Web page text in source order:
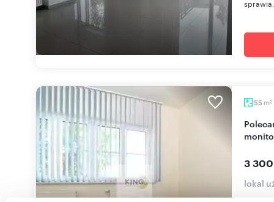
55 m2
Polecam atrakcyjny lokal biurowy 55 m² z
3
lokal